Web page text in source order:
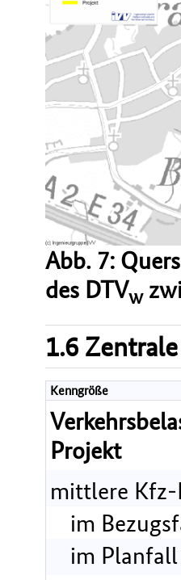
Abb. 7:
des DTVw
1.6
Kenngröße
Projekt
mittlere
im
im Planfall